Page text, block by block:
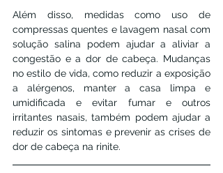
Além disso, medidas como uso de
compressas quentes e lavagem nasal com
solução salina podem ajudar a aliviar a
congestão e a dor de cabeça. Mudanças
no estilo de vida, como reduzir a exposição
a alérgenos, manter a casa limpa e
umidificada e evitar fumar e outros
irritantes nasais, também podem ajudar a
reduzir os sintomas e prevenir as crises de
dor de cabeça na rinite.